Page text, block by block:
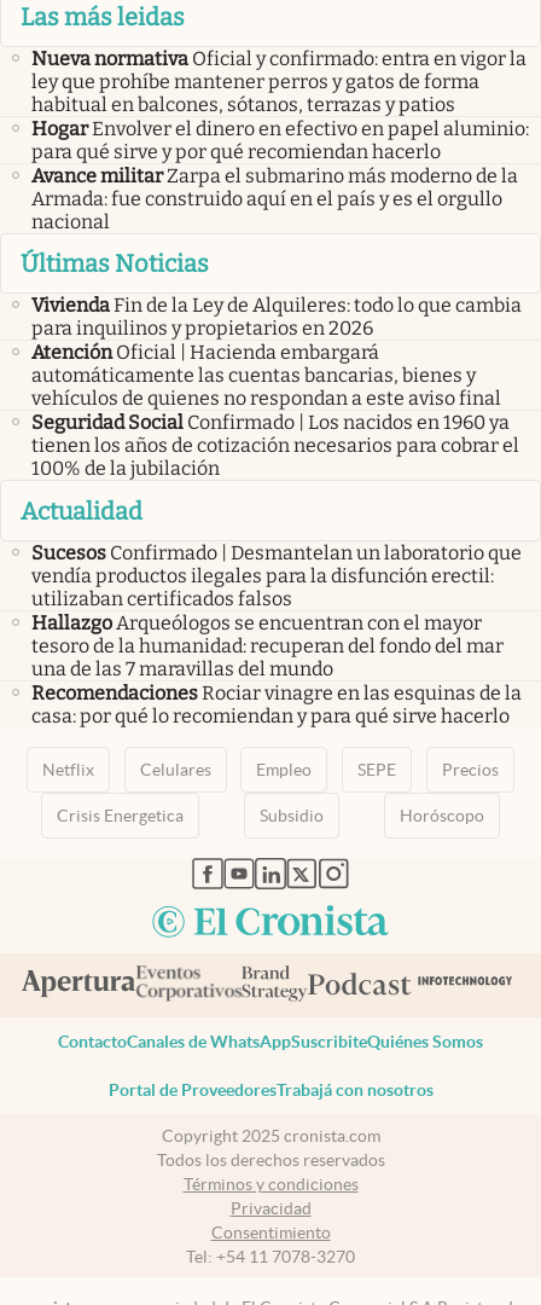
Las más leidas
Nueva normativa Oficial y confirmado: entra en vigor la
ley que prohíbe mantener perros y gatos de forma
habitual en balcones, sótanos, terrazas y patios
HogarEnvolver el dinero en efectivo en papel aluminio:
para qué sirve y por qué recomiendan hacerlo
Avance militarZarpa el submarino más moderno de la
Armada: fue construido aquí en el país y es el orgullo
nacional
Últimas Noticias
ViviendaFin de la Ley de Alquileres: todo lo que cambia
para inquilinos y propietarios en 2026
Atención Oficial | Hacienda embargará
automáticamente las cuentas bancarias, bienes y
vehículos de quienes no respondan a este aviso final
Seguridad Social Confirmado | Los nacidos en 1960 ya
tienen los años de cotización necesarios para cobrar el
100% de la jubilación
Actualidad
Sucesos Confirmado | Desmantelan un laboratorio que
vendía productos ilegales para la disfunción erectil:
utilizaban certificados falsos
HallazgoArqueólogos se encuentran con el mayor
tesoro de la humanidad: recuperan del fondo del mar
una de las 7 maravillas del mundo
RecomendacionesRociar vinagre en las esquinas de la
casa: por qué lo recomiendan y para qué sirve hacerlo
Netflix Celulares Empleo SEPE Precios
Crisis Energetica Subsidio Horóscopo
abre en nueva pestaña
abre en nueva pestaña
abre en nueva pestaña
abre en nueva pestaña
abre en nueva pestaña
ContactoCanales de WhatsAppSuscribiteQuiénes Somos
Portal de ProveedoresTrabajá con nosotros
Copyright 2025 cronista.com
Todos los derechos reservados
Términos y condiciones
Privacidad
Consentimiento
Tel: +54 11 7078-3270